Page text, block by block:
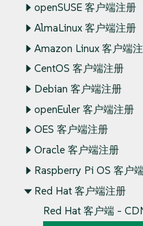
openSUSE 客户端注册
AlmaLinux 客户端注册
Amazon Linux 客户端
CentOS 客户端注册
Debian 客户端注册
openEuler 客户端注册
OES 客户端注册
Oracle 客户端注册
Raspberry Pi OS 客户
Red Hat 客户端注册
Red Hat 客户端 -